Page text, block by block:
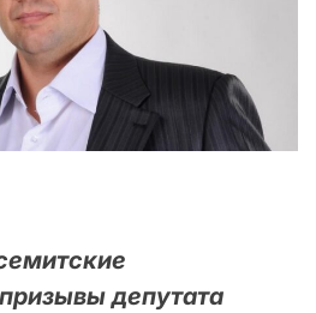
депутата